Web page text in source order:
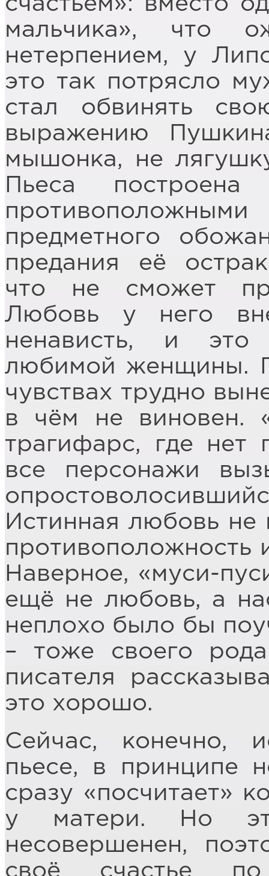
мальчика», что
нетерпением, у
это так потрясло
стал обвинять
выражению
мышонка, не
Пьеса
предметного
предания её
что не сможет
Любовь у него
ненависть, и
любимой женщины.
чувствах трудно
в чём не виновен.
трагифарс, где нет
все персонажи
Истинная любовь
противоположность
Наверное, «муси-
ещё не любовь, а
неплохо было бы
– тоже своего
писателя
это хорошо.
Сейчас, конечно,
пьесе, в принципе
сразу «посчитает»
у матери. Но
несовершенен,
своё счастье